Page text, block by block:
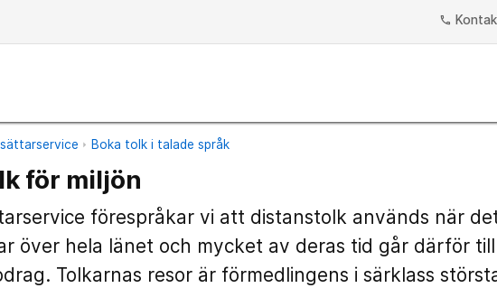
phone
Boka tolk i talade språk
för miljön
förespråkar vi att distanstolk används när
över hela länet och mycket av deras tid går därför
Tolkarnas resor är förmedlingens i särklass